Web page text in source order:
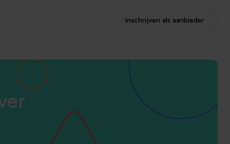
Inschrijven als aanbieder